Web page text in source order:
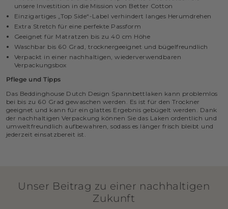
unsere Investition in die Mission von Better Cotton
Einzigartiges „Top Side“-Label verhindert langes Herumdrehen
Extra Stretch für eine perfekte Passform
Geeignet für Matratzen bis zu 40 cm Höhe
Waschbar bis 60 Grad, trocknergeeignet und bügelfreundlich
Verpackt in einer nachhaltigen, wiederverwendbaren
Verpackungsbox
Pflege und Tipps
Das Beddinghouse Dutch Design Spannbettlaken kann problemlos
bei bis zu 60 Grad gewaschen werden. Es ist für den Trockner
geeignet und kann für ein glattes Ergebnis gebügelt werden. Dank
der nachhaltigen Verpackung können Sie das Laken ordentlich und
umweltfreundlich aufbewahren, sodass es länger frisch bleibt und
jederzeit einsatzbereit ist.
Unser Beitrag zu einer nachhaltigen
Zukunft